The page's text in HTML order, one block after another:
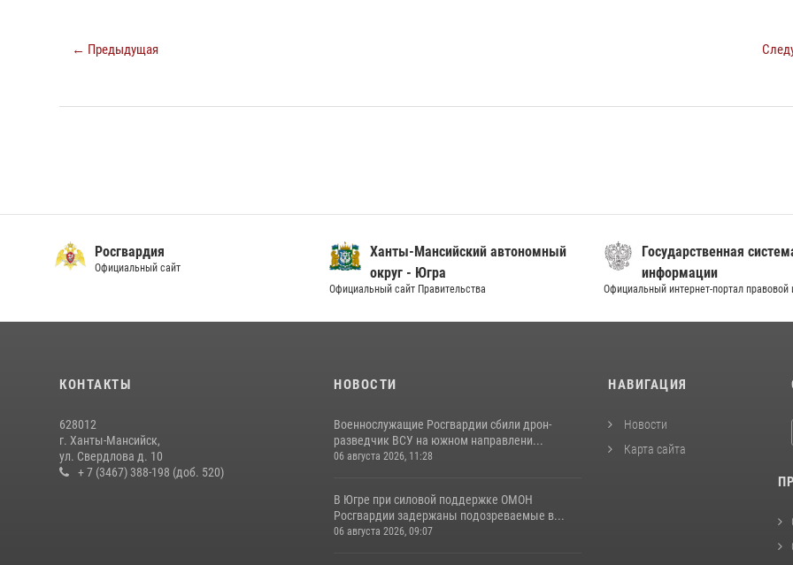
← Предыдущая
Росгвардия
Официальный сайт
Ханты-Мансийский автономный
округ - Югра
Официальный сайт Правительства
Государственная
информации
Официальный интернет-портал
КОНТАКТЫ
628012
г. Ханты-Мансийск,
ул. Свердлова д. 10
+ 7 (3467) 388-198 (доб. 520)
НОВОСТИ
Военнослужащие Росгвардии сбили дрон-
разведчик ВСУ на южном направлени...
06 августа 2026, 11:28
В Югре при силовой поддержке ОМОН
Росгвардии задержаны подозреваемые в...
06 августа 2026, 09:07
НАВИГАЦИЯ
Новости
Карта сайта